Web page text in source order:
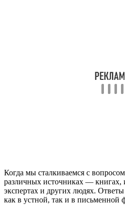
Когда мы сталкиваемся с
различных источниках — книгах,
экспертах и других людях.
как в устной, так и в письменной